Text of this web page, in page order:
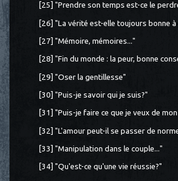
[25] "Prendre son temps est-ce le
[26] "La vérité est-elle toujours bonne à
[27] "Mémoire, mémoires..."
[28] "Fin du monde : la peur, bonne
[29] "Oser la gentillesse"
[30] "Puis-je savoir qui je suis?"
[31] "Puis-je faire ce que je veux de
[32] "L'amour peut-il se passer de
[33] "Manipulation dans le couple..."
[34] "Qu'est-ce qu'une vie réussie?"